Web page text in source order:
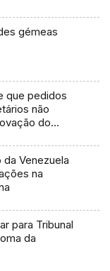
gémeas
que pedidos
não
do
Venezuela
na
para Tribunal
da